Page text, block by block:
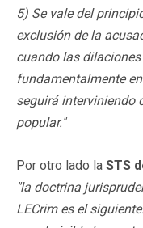
5) Se vale del
exclusión de la
cuando las
fundamentalmente
seguirá interviniendo
popular."
Por otro lado la STS
"la doctrina
LECrim es el